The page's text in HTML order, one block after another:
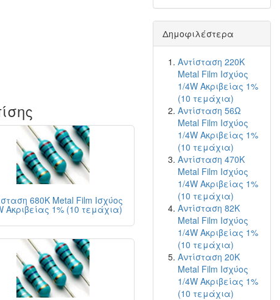
680K Metal Film Ισχύος
Ακριβείας 1% (10 τεμάχια)
Δημοφιλέστερα
Αντίσταση 220K
Metal Film Ισχύος
1/4W Ακριβείας 1%
(10 τεμάχια)
Αντίσταση 56Ω
Metal Film Ισχύος
1/4W Ακριβείας 1%
(10 τεμάχια)
Αντίσταση 470K
Metal Film Ισχύος
1/4W Ακριβείας 1%
(10 τεμάχια)
Αντίσταση 82K
Metal Film Ισχύος
1/4W Ακριβείας 1%
(10 τεμάχια)
Αντίσταση 20K
Metal Film Ισχύος
1/4W Ακριβείας 1%
(10 τεμάχια)